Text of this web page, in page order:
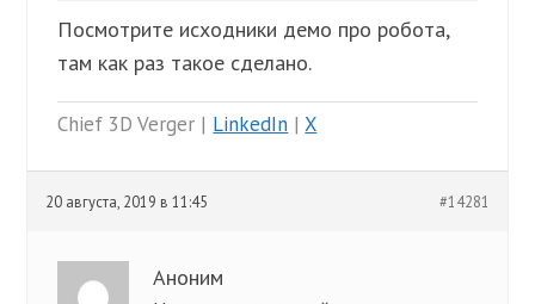
Посмотрите исходники демо про робота,
там как раз такое сделано.
Chief 3D Verger | LinkedIn |X
20 августа, 2019 в 11:45 #14281
Аноним